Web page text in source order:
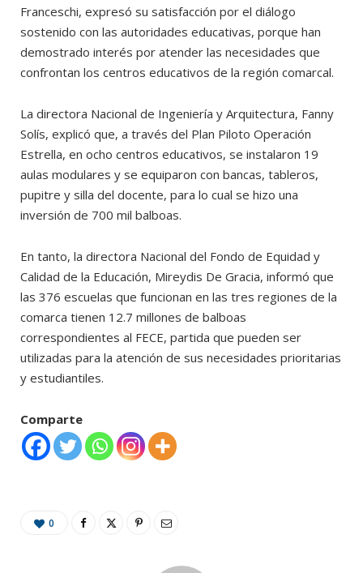
Franceschi, expresó su satisfacción por el diálogo
sostenido con las autoridades educativas, porque han
demostrado interés por atender las necesidades que
confrontan los centros educativos de la región comarcal.
La directora Nacional de Ingeniería y Arquitectura, Fanny
Solís, explicó que, a través del Plan Piloto Operación
Estrella, en ocho centros educativos, se instalaron 19
aulas modulares y se equiparon con bancas, tableros,
pupitre y silla del docente, para lo cual se hizo una
inversión de 700 mil balboas.
En tanto, la directora Nacional del Fondo de Equidad y
Calidad de la Educación, Mireydis De Gracia, informó que
las 376 escuelas que funcionan en las tres regiones de la
comarca tienen 12.7 millones de balboas
correspondientes al FECE, partida que pueden ser
utilizadas para la atención de sus necesidades prioritarias
y estudiantiles.
Comparte
0